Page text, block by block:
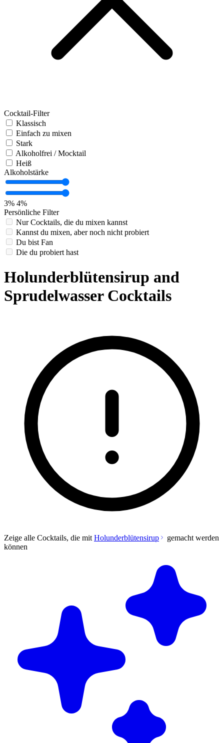
Cocktail-Filter
Klassisch
Einfach zu mixen
Stark
Alkoholfrei / Mocktail
Heiß
Alkoholstärke
3% 4%
Persönliche Filter
Nur Cocktails, die du mixen kannst
Kannst du mixen, aber noch nicht probiert
Du bist Fan
Die du probiert hast
Holunderblütensirup and
Sprudelwasser Cocktails
Zeige alle Cocktails, die mit Holunderblütensirup
gemacht werden
können